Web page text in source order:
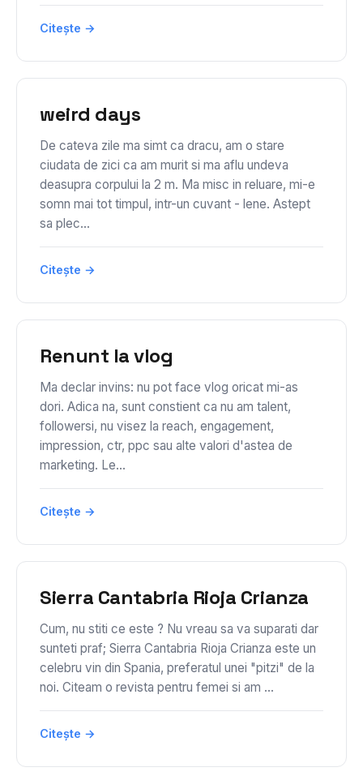
Citește →
weird days
De cateva zile ma simt ca dracu, am o stare
ciudata de zici ca am murit si ma aflu undeva
deasupra corpului la 2 m. Ma misc in reluare, mi-e
somn mai tot timpul, intr-un cuvant - lene. Astept
sa plec...
Citește →
Renunt la vlog
Ma declar invins: nu pot face vlog oricat mi-as
dori. Adica na, sunt constient ca nu am talent,
followersi, nu visez la reach, engagement,
impression, ctr, ppc sau alte valori d'astea de
marketing. Le...
Citește →
Sierra Cantabria Rioja Crianza
Cum, nu stiti ce este ? Nu vreau sa va suparati dar
sunteti praf; Sierra Cantabria Rioja Crianza este un
celebru vin din Spania, preferatul unei "pitzi" de la
noi. Citeam o revista pentru femei si am ...
Citește →